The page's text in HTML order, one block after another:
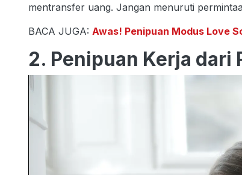
mentransfer uang. Jangan menuruti
BACA JUGA: Awas! Penipuan Modus Love
2. Penipuan Kerja dari